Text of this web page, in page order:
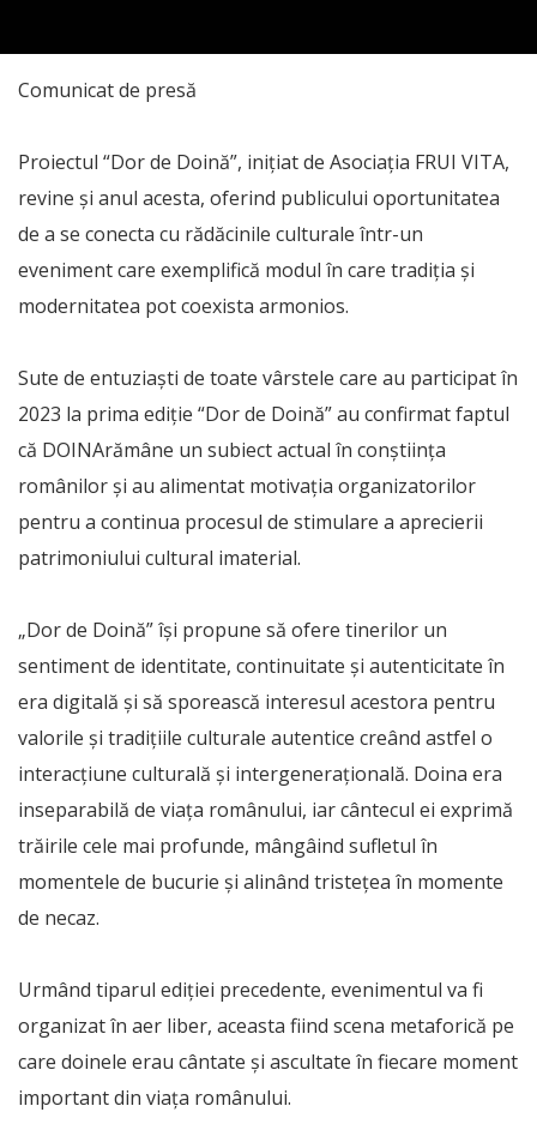
Comunicat de presă
Proiectul “Dor de Doină”, inițiat de Asociația FRUI VITA,
revine și anul acesta, oferind publicului oportunitatea
de a se conecta cu rădăcinile culturale într-un
eveniment care exemplifică modul în care tradiția și
modernitatea pot coexista armonios.
Sute de entuziaști de toate vârstele care au participat în
2023 la prima ediție “Dor de Doină” au confirmat faptul
că DOINArămâne un subiect actual în conștiința
românilor și au alimentat motivația organizatorilor
pentru a continua procesul de stimulare a aprecierii
patrimoniului cultural imaterial.
„Dor de Doină” își propune să ofere tinerilor un
sentiment de identitate, continuitate și autenticitate în
era digitală și să sporească interesul acestora pentru
valorile și tradițiile culturale autentice creând astfel o
interacțiune culturală și intergenerațională. Doina era
inseparabilă de viața românului, iar cântecul ei exprimă
trăirile cele mai profunde, mângâind sufletul în
momentele de bucurie și alinând tristețea în momente
de necaz.
Urmând tiparul ediției precedente, evenimentul va fi
organizat în aer liber, aceasta fiind scena metaforică pe
care doinele erau cântate și ascultate în fiecare moment
important din viața românului.